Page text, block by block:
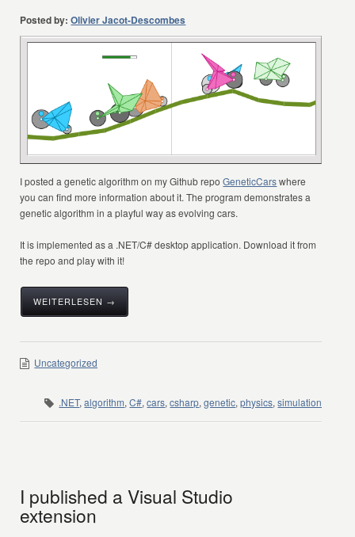
Posted by: Olivier Jacot-Descombes
I posted a genetic algorithm on my Github repoGeneticCarswhere
you can find more information about it. The program demonstrates a
genetic algorithm in a playful way as evolving cars.
It is implemented as a .NET/C# desktop application. Download it from
the repo and play with it!
WEITERLESEN →
Uncategorized
.NET,algorithm,C#,cars,csharp,genetic,physics,simulation
I published a Visual Studio
extension